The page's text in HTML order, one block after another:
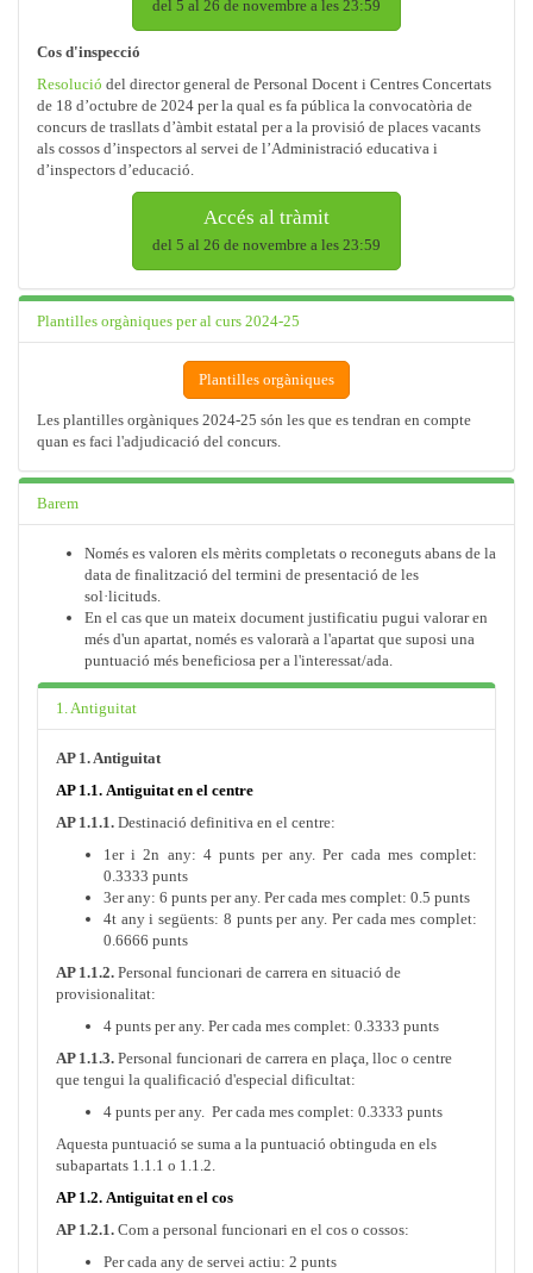
del 5 al 26 de novembre a les 23:59
Cos d'inspecció
Resolució del director general de Personal Docent i Centres Concertats
de 18 d’octubre de 2024 per la qual es fa pública la convocatòria de
concurs de trasllats d’àmbit estatal per a la provisió de places vacants
als cossos d’inspectors al servei de l’Administració educativa i
d’inspectors d’educació.
Accés al tràmit
del 5 al 26 de novembre a les 23:59
Plantilles orgàniques per al curs 2024-25
Plantilles orgàniques
Les plantilles orgàniques 2024-25 són les que es tendran en compte
quan es faci l'adjudicació del concurs.
Barem
Només es valoren els mèrits completats o reconeguts abans de la
data de finalització del termini de presentació de les
sol·licituds.
En el cas que un mateix document justificatiu pugui valorar en
més d'un apartat, només es valorarà a l'apartat que suposi una
puntuació més beneficiosa per a l'interessat/ada.
1. Antiguitat
AP 1. Antiguitat
AP 1.1. Antiguitat en el centre
AP 1.1.1. Destinació definitiva en el centre:
1er i 2n any: 4 punts per any. Per cada mes complet:
0.3333 punts
3er any: 6 punts per any. Per cada mes complet: 0.5 punts
4t any i següents: 8 punts per any. Per cada mes complet:
0.6666 punts
AP 1.1.2. Personal funcionari de carrera en situació de
provisionalitat:
4 punts per any. Per cada mes complet: 0.3333 punts
AP 1.1.3. Personal funcionari de carrera en plaça, lloc o centre
que tengui la qualificació d'especial dificultat:
4 punts per any. Per cada mes complet: 0.3333 punts
Aquesta puntuació se suma a la puntuació obtinguda en els
subapartats 1.1.1 o 1.1.2.
AP 1.2. Antiguitat en el cos
AP 1.2.1. Com a personal funcionari en el cos o cossos:
Per cada any de servei actiu: 2 punts